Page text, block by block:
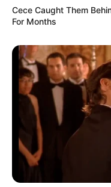
Cece Caught Them
For Months